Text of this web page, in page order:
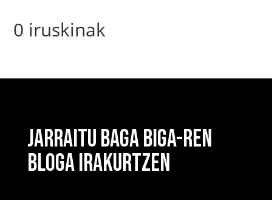
0 iruskinak
JARRAITU BAGA BIGA-REN
BLOGA IRAKURTZEN